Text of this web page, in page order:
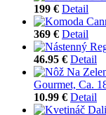
199 € Detail
369 € Detail
46.95 € Detail
Gourmet, Ca.
10.99 € Detail